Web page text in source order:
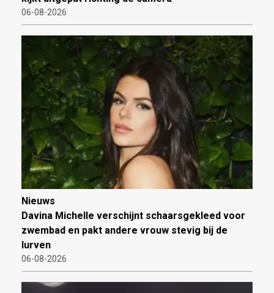
06-08-2026
Nieuws
Davina Michelle verschijnt schaarsgekleed voor
zwembad en pakt andere vrouw stevig bij de
lurven
06-08-2026